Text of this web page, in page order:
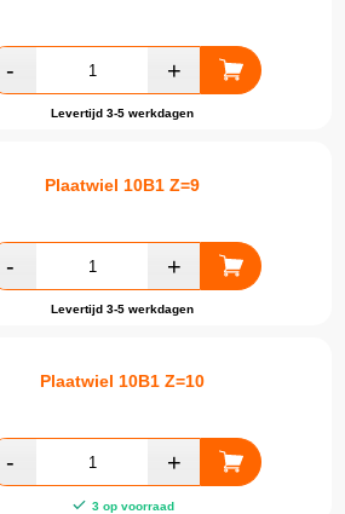
Levertijd 3-5 werkdagen
Plaatwiel 10B1 Z=9
Levertijd 3-5 werkdagen
Plaatwiel 10B1 Z=10
3 op voorraad